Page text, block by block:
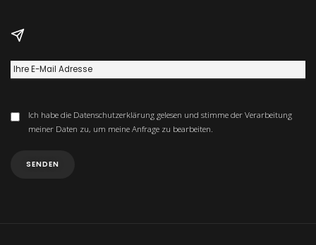
Ich habe die Datenschutzerklärung gelesen und stimme der Verarbeitung
meiner Daten zu, um meine Anfrage zu bearbeiten.